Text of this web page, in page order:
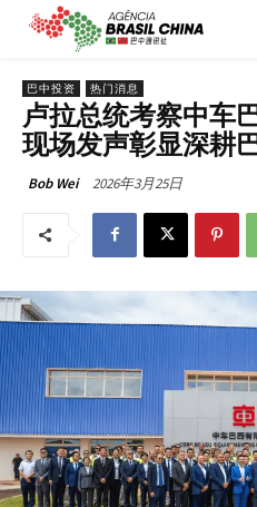
巴中投资 热门消息
卢拉总统考察中车
现场发声彰显深耕
Bob Wei 2026年3月25日